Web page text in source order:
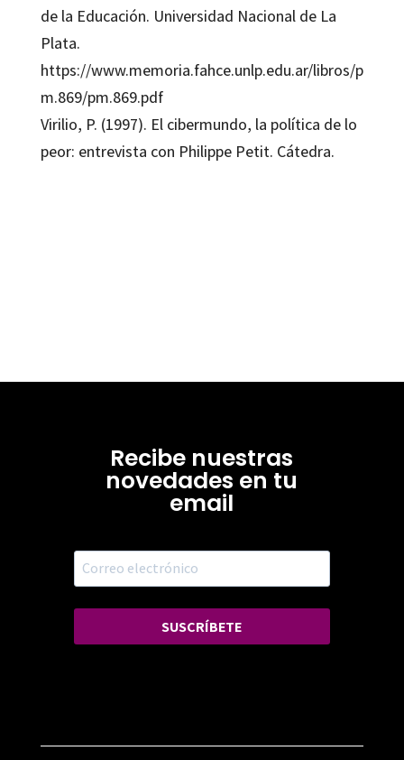
de la Educación. Universidad Nacional de La
Plata.
https://www.memoria.fahce.unlp.edu.ar/libros/p
m.869/pm.869.pdf
Virilio, P. (1997). El cibermundo, la política de lo
peor: entrevista con Philippe Petit. Cátedra.
Recibe nuestras
novedades en tu
email
SUSCRÍBETE